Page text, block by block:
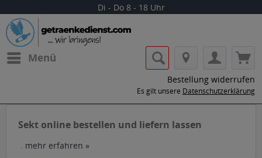
Di - Do 8 - 18 Uhr
Menü
Bestellung widerrufen
Es gilt unsere Datenschutzerklärung
Sekt online bestellen und liefern lassen
. mehr erfahren »